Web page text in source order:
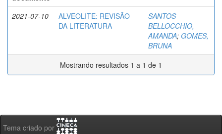
2021-07-10
ALVEOLITE: REVISÃO
DA LITERATURA
SANTOS
BELLOCCHIO,
AMANDA; GOMES,
BRUNA
Mostrando resultados 1 a 1 de 1
Tema criado por